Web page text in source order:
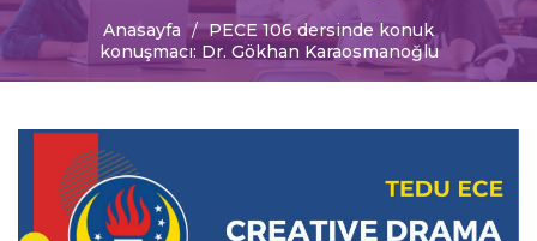
Anasayfa
PECE 106 dersinde konuk
konuşmacı: Dr. Gökhan Karaosmanoğlu